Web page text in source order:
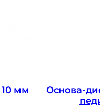
мм
Основа-